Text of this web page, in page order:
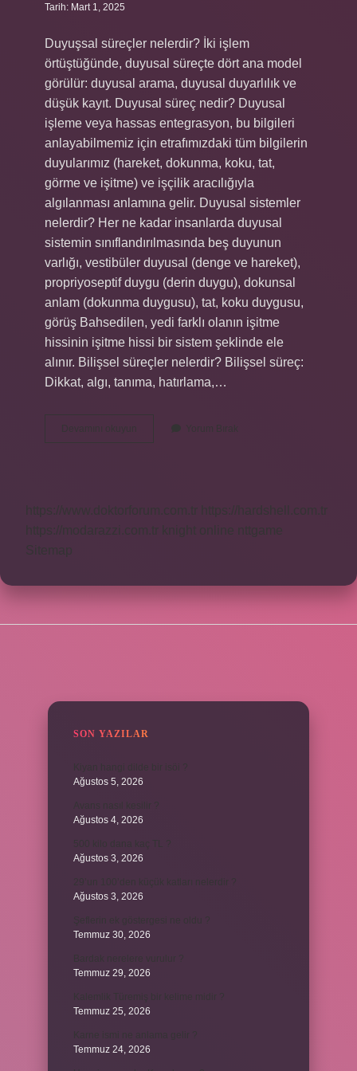
Tarih: Mart 1, 2025
Duyuşsal süreçler nelerdir? İki işlem
örtüştüğünde, duyusal süreçte dört ana model
görülür: duyusal arama, duyusal duyarlılık ve
düşük kayıt. Duyusal süreç nedir? Duyusal
işleme veya hassas entegrasyon, bu bilgileri
anlayabilmemiz için etrafımızdaki tüm bilgilerin
duyularımız (hareket, dokunma, koku, tat,
görme ve işitme) ve işçilik aracılığıyla
algılanması anlamına gelir. Duyusal sistemler
nelerdir? Her ne kadar insanlarda duyusal
sistemin sınıflandırılmasında beş duyunun
varlığı, vestibüler duyusal (denge ve hareket),
propriyoseptif duygu (derin duygu), dokunsal
anlam (dokunma duygusu), tat, koku duygusu,
görüş Bahsedilen, yedi farklı olanın işitme
hissinin işitme hissi bir sistem şeklinde ele
alınır. Bilişsel süreçler nelerdir? Bilişsel süreç:
Dikkat, algı, tanıma, hatırlama,…
Devamını okuyun
Duyusal
Süreçler
Yorum Bırak
https://www.doktorforum.com.tr
https://hardshell.com.tr
https://modarazzi.com.tr
knight online
nttgame
Sitemap
SON YAZILAR
Ağustos 5, 2026
Ağustos 4, 2026
Ağustos 3, 2026
Ağustos 3, 2026
Temmuz 30, 2026
Temmuz 29, 2026
Temmuz 25, 2026
Temmuz 24, 2026